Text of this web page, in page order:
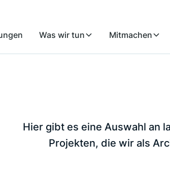
Was wir tun Mitmachen
Hier gibt es eine Auswahl an
Projekten, die wir als